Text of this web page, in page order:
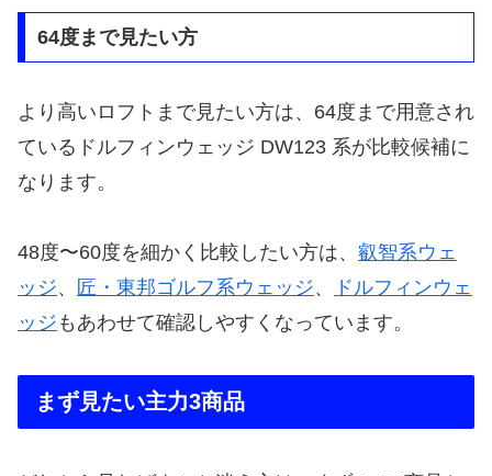
64度まで見たい方
より高いロフトまで見たい方は、64度まで用意され
ているドルフィンウェッジ DW123 系が比較候補に
なります。
48度〜60度を細かく比較したい方は、 叡智系ウェ
ッジ、 匠・東邦ゴルフ系ウェッジ、
ドルフィンウェ
ッジ もあわせて確認しやすくなっています。
まず見たい主力3商品